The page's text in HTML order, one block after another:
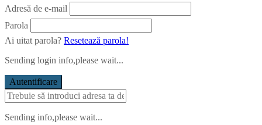
Adresă de e-mail
Parola
Ai uitat parola? Resetează parola!
Sending login info,please wait...
Autentificare
Sending info,please wait...